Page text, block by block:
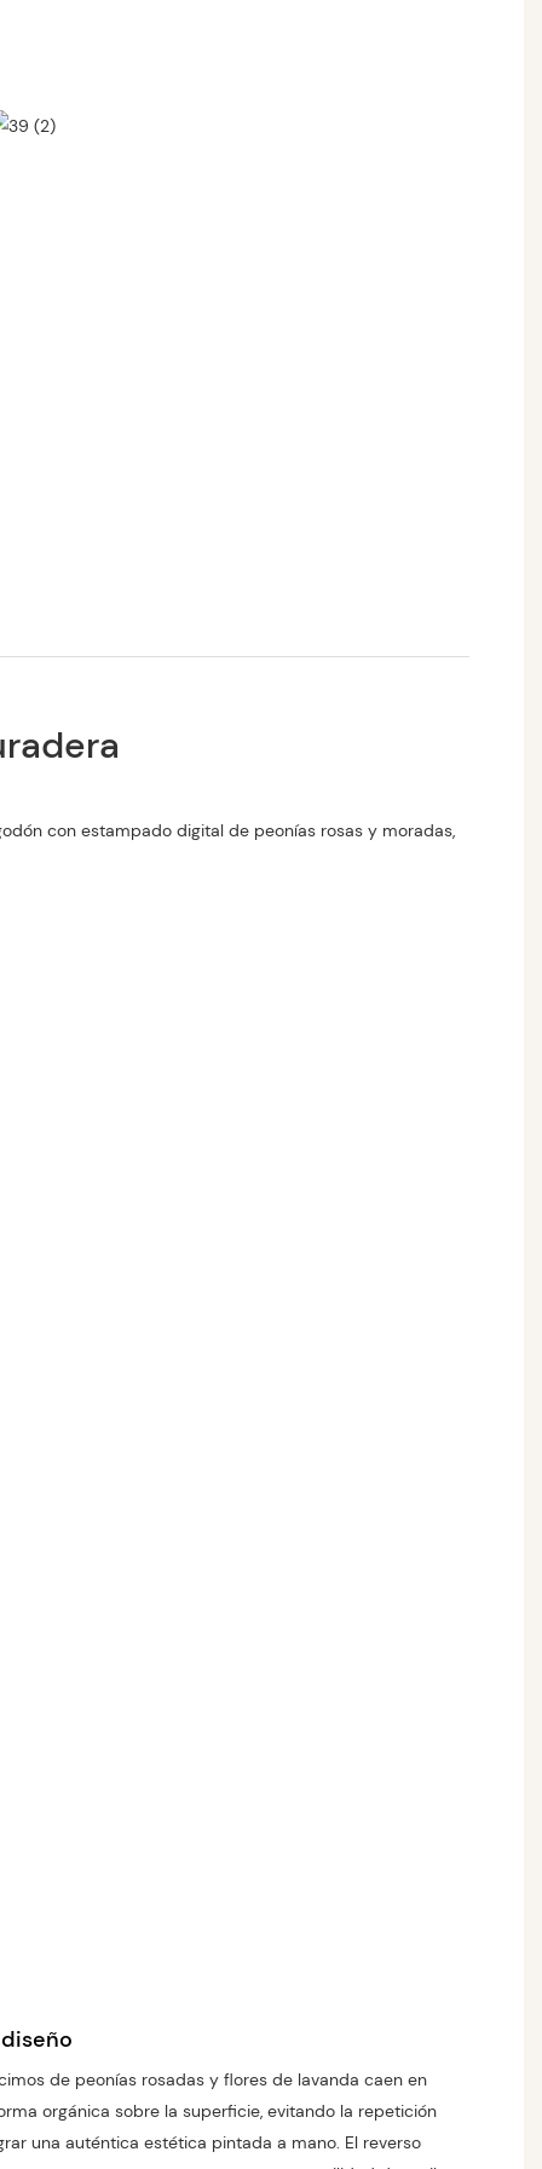
de peonías rosadas y flores de lavanda caen en
orgánica sobre la superficie, evitando la repetición
una auténtica estética pintada a mano. El reverso